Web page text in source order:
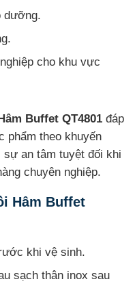
dưỡng.
cho khu vực
Buffet QT4801 đáp
phẩm theo khuyến
sự an tâm tuyệt đối khi
chuyên nghiệp.
Hâm Buffet
khi vệ sinh.
sạch thân inox sau